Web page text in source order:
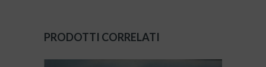
PRODOTTI CORRELATI